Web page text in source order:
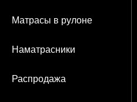
Матрасы в рулоне
Наматрасники
Распродажа